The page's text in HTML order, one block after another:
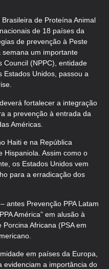
de Proteína Animal
de 18 países da
de prevenção à Peste
semana um importante
Council (NPPC), entidade
Estados Unidos, passou a
fortalecer a integração
a prevenção à entrada da
Américas.
Haiti e na República
Hispaniola. Assim como o
os Estados Unidos vem
para a erradicação dos
antes Prevenção PPA Latam
América” em alusão à
Africana (PSA em
em países da Europa,
evidenciam a importância do